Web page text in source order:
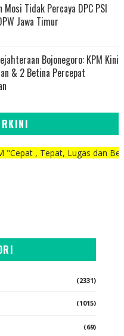
Mosi Tidak Percaya DPC PSI
Jawa Timur
Bojonegoro: KPM Kini
& 2 Betina Percepat
Lugas dan Berani"
(2331)
(1015)
(69)